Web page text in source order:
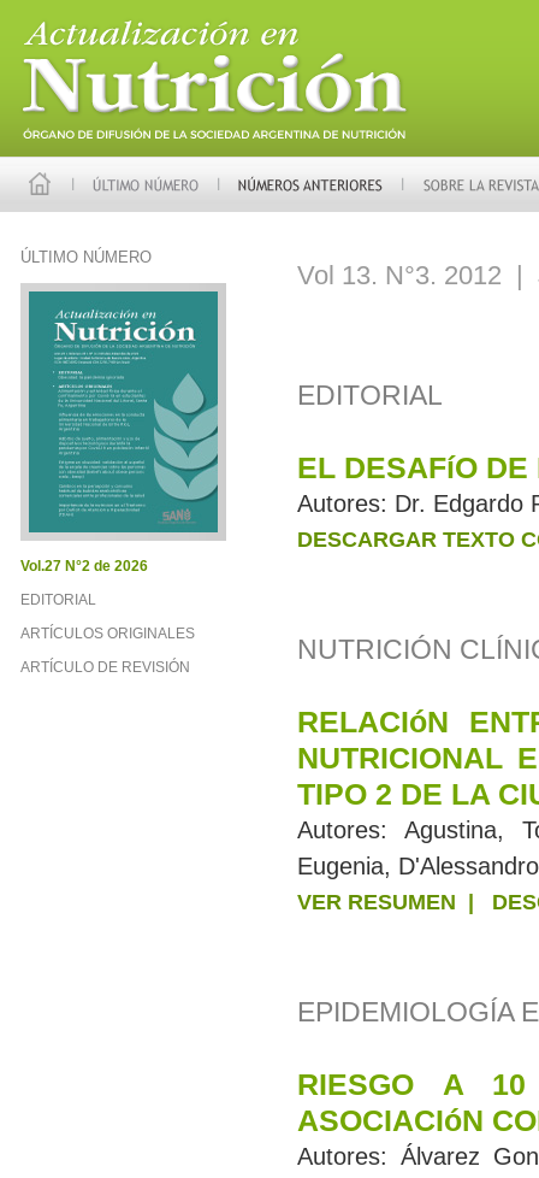
ÚLTIMO NÚMERO
Vol.27 N°2 de 2026
EDITORIAL
ARTÍCULOS ORIGINALES
ARTÍCULO DE REVISIÓN
Vol 13. N°3. 2012 |
EDITORIAL
EL DESAFíO DE
Autores: Dr. Edgardo
DESCARGAR TEXTO
NUTRICIÓN
RELACIóN
NUTRICIONAL
TIPO 2 DE LA
Autores:Agustina,
Eugenia, D'Alessandro
VER RESUMEN
EPIDEMIOLOGÍA
RIESGO A
ASOCIACIóN
Autores: Álvarez